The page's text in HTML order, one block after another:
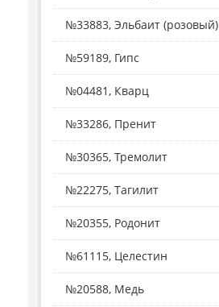
№33883, Эльбаит (розовый)
№59189, Гипс
№04481, Кварц
№33286, Пренит
№30365, Тремолит
№22275, Тагилит
№20355, Родонит
№61115, Целестин
№20588, Медь